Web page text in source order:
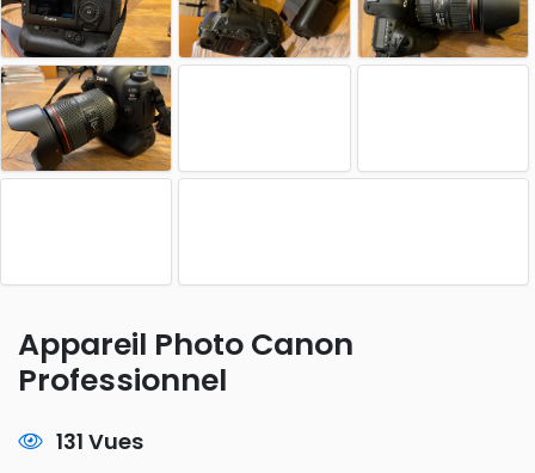
Appareil Photo Canon
Professionnel
131 Vues